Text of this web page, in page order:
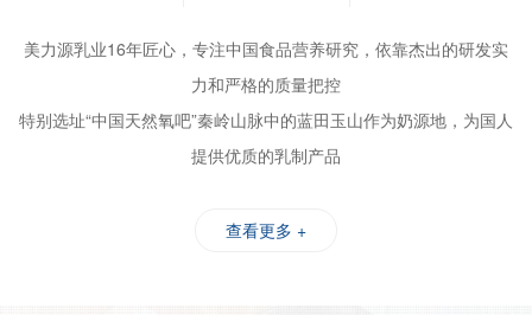
美力源乳业16年匠心，专注中国食品营养研究，依靠杰出的研发实
力和严格的质量把控
特别选址“中国天然氧吧”秦岭山脉中的蓝田玉山作为奶源地，为国人
提供优质的乳制产品
查看更多 +